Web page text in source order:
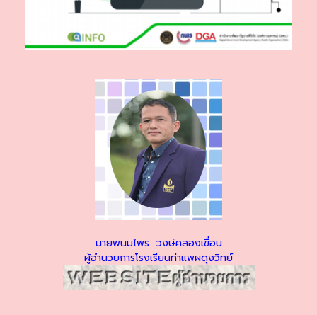
นายพนมไพร วงษ์คลองเขื่อน
ผู้อำนวยการโรงเรียนท่าแพผดุงวิทย์